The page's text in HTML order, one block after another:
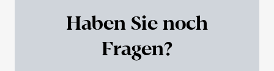
Haben Sie noch
Fragen?